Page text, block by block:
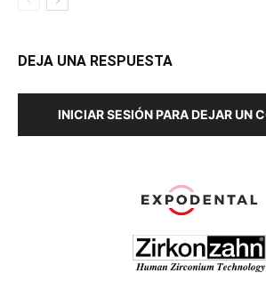
DEJA UNA RESPUESTA
INICIAR SESIÓN PARA DEJAR UN